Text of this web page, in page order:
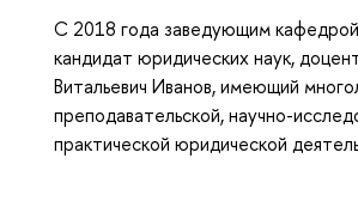
С 2018 года заведующим кафедрой
кандидат юридических наук,
Витальевич Иванов, имеющий
преподавательской, научно-
практической юридической